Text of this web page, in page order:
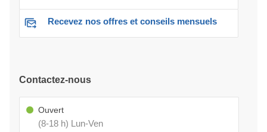
Recevez nos offres et conseils mensuels
Contactez-nous
Ouvert
(8-18 h) Lun-Ven